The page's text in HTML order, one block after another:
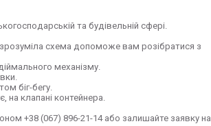
та будівельній сфері.
схема допоможе вам розібратися з
механізму.
біг-бегу.
на клапані контейнера.
+38 (067) 896-21-14 або залишайте заявку на